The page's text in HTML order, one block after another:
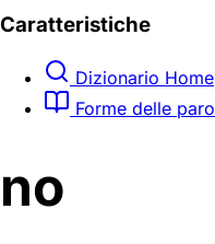
Caratteristiche
Dizionario Home
Forme delle
no